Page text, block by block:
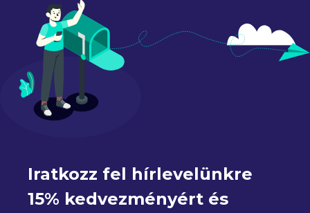
Iratkozz fel hírlevelünkre
15% kedvezményért és